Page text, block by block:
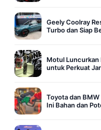
Geely Coolray
Turbo dan Siap
Motul Luncurkan
untuk Perkuat
Toyota dan
Ini Bahan dan